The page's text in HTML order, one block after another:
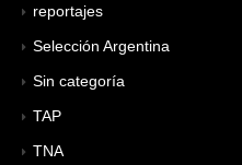
reportajes
Selección Argentina
Sin categoría
TAP
TNA